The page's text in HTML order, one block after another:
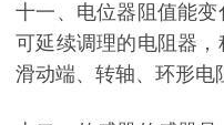
十一、电位器阻值能
可延续调理的电阻器，
滑动端、转轴、环形电